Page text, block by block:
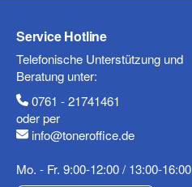
Telefon
Mobiltelefon
Service Hotline
Telefonische Unterstützung und
Beratung unter:
0761 - 21741461
oder per
info@toneroffice.de
Mo. - Fr. 9:00-12:00 / 13:00-16:00